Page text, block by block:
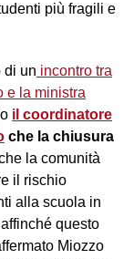
più fragili e
di un incontro tra
e la ministra
il coordinatore
che la chiusura
la comunità
il rischio
alla scuola in
questo
Miozzo